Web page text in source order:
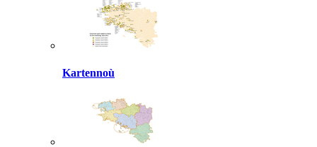
Kartennoù